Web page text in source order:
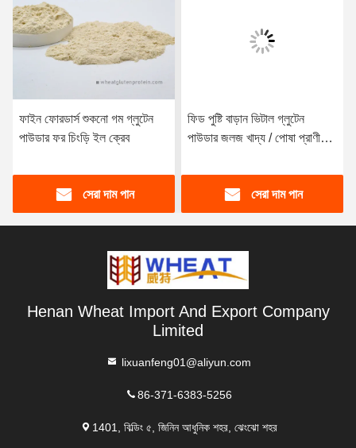
ফাইন ফোরডার্স শুকনো গম গ্লুটেন
পাউডার ফর চিংড়ি ইল ক্রেব
সেরা দাম পান
ফিড পুষ্টি বাড়ান ভিটাল গ্লুটেন
পাউডার জলজ খাদ্য / পোষা প্রাণী
সেরা দাম পান
Henan Wheat Import And Export Company
Limited
lixuanfeng01@aliyun.com
86-371-6383-5256
1401, বিল্ডিং ৫, জিনিন আধুনিক শহর, ঝেংঝো শহর